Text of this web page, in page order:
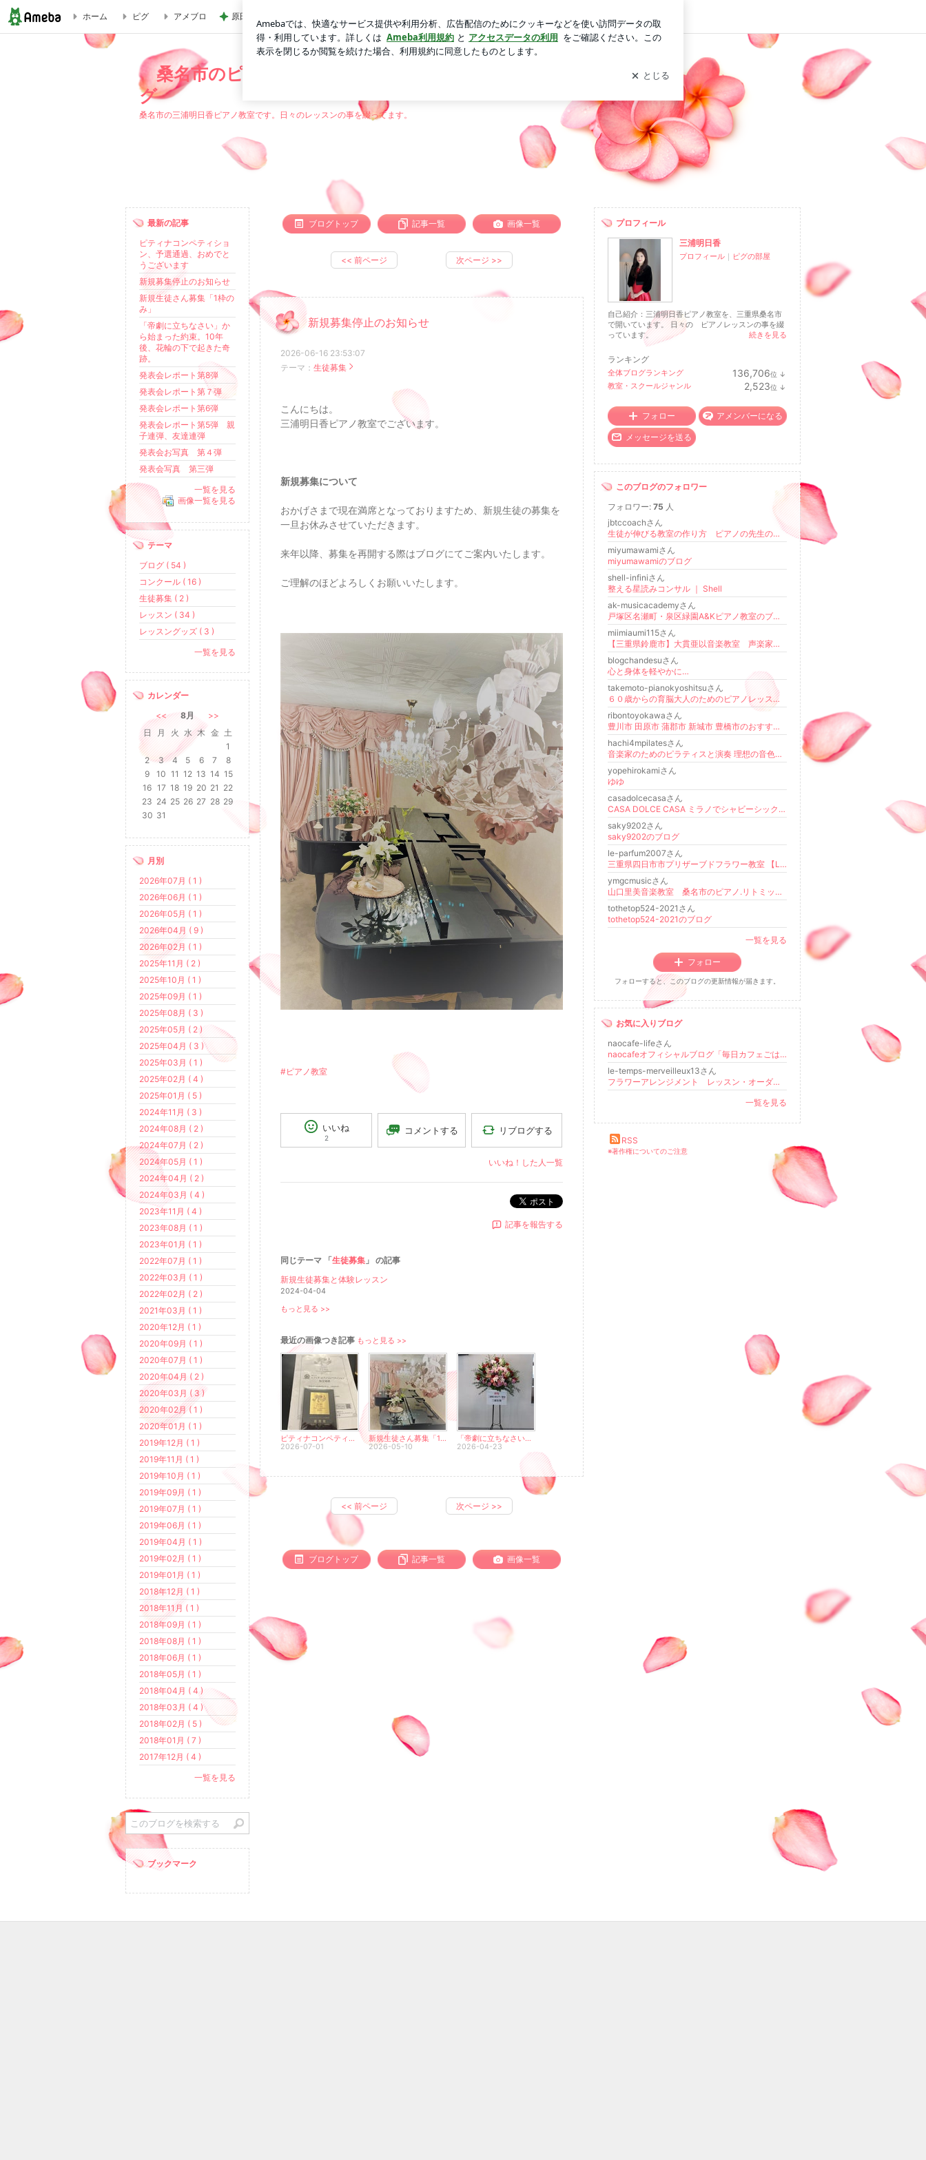
桑名市のピアノ教室 明日香先生のレッスンブログ -2ページ目
ホーム ピグ アメブロ 原田龍二 8kmのゴミ拾いウォーキング 新規登録 ログイン
桑名市のピアノ教室 明日香先生のレッスンブロ
グ
桑名市の三浦明日香ピアノ教室です。日々のレッスンの事を綴ってます。
ブログトップ 記事一覧 画像一覧
<< 前ページ 次ページ >>
新規募集停止のお知らせ
2026-06-16 23:53:07
テーマ： 生徒募集
こんにちは。
三浦明日香ピアノ教室でございます。
新規募集について
おかげさまで現在満席となっておりますため、新規生徒の募集を
一旦お休みさせていただきます。
来年以降、募集を再開する際はブログにてご案内いたします。
ご理解のほどよろしくお願いいたします。
#ピアノ教室
いいね
2
コメントする リブログする
いいね！した人一覧
ポスト
記事を報告する
同じテーマ 「生徒募集 」 の記事
新規生徒募集と体験レッスン
2024-04-04
もっと見る >>
最近の画像つき記事 もっと見る >>
ピティナコンペティション、予選通過、おめでとうございます
2026-07-01
新規生徒さん募集「1枠のみ」
2026-05-10
「帝劇に立ちなさい」から始まった約束。10年後、花輪の下で起きた奇跡。
2026-04-23
<< 前ページ 次ページ >>
ブログトップ 記事一覧 画像一覧
プロフィール
三浦明日香
プロフィール ｜ ピグの部屋
自己紹介：三浦明日香ピアノ教室を、三重県桑名市
で開いています。 日々の ピアノレッスンの事を綴
っています。
続きを見る
ランキング
全体ブログランキング 136,706位 ↓
グ
教室・スクールジャンル 2,523位 ↓
キ
ン
フォロー アメンバーになる
メッセージを送る
このブログのフォロワー
フォロワー: 75 人
jbtccoachさん
生徒が伸びる教室の作り方 ピアノの先生のための超意識
miyumawamiさん
miyumawamiのブログ
shell-infiniさん
整える星読みコンサル ｜ Shell
ak-musicacademyさん
戸塚区名瀬町・泉区緑園A&Kピアノ教室のブログ
miimiaumi115さん
【三重県鈴鹿市】大貫亜以音楽教室 声楽家、ボイトレ、ピアノ教室、合唱指導
blogchandesuさん
心と身体を軽やかに…
takemoto-pianokyoshitsuさん
６０歳からの育脳大人のためのピアノレッスン伊加賀西町教室
ribontoyokawaさん
豊川市 田原市 蒲郡市 新城市 豊橋市のおすすめ習い事 リトルフェアリー新体操教室♪
hachi4mpilatesさん
音楽家のためのピラティスと演奏 理想の音色、心が躍る演奏！
yopehirokamiさん
ゆゆ
casadolcecasaさん
CASA DOLCE CASA ミラノでシャビーシックな暮らし。
saky9202さん
saky9202のブログ
le-parfum2007さん
三重県四日市市プリザーブドフラワー教室 【Le parfum】花風水鑑定士小林かおる
ymgcmusicさん
山口里美音楽教室 桑名市のピアノ.リトミック教室・音楽療法。
tothetop524-2021さん
tothetop524-2021のブログ
一覧を見る
フォロー
フォローすると、このブログの更新情報が届きます。
お気に入りブログ
naocafe-lifeさん
naocafeオフィシャルブログ「毎日カフェごはん」Powered by Ameba
le-temps-merveilleux13さん
フラワーアレンジメント レッスン・オーダー アロマハイストーン お稽古サロン
一覧を見る
RSS
※著作権についてのご注意
最新の記事
ピティナコンペティショ
ン、予選通過、おめでと
うございます
新規募集停止のお知らせ
新規生徒さん募集「1枠の
み」
「帝劇に立ちなさい」か
ら始まった約束。10年
後、花輪の下で起きた奇
跡。
発表会レポート第8弾
発表会レポート第７弾
発表会レポート第6弾
発表会レポート第5弾 親
子連弾、友達連弾
発表会お写真 第４弾
発表会写真 第三弾
一覧を見る
画像一覧を見る
テーマ
ブログ ( 54 )
コンクール ( 16 )
生徒募集 ( 2 )
レッスン ( 34 )
レッスングッズ ( 3 )
一覧を見る
カレンダー
<<
8月
>>
日
月 火 水 木 金 土
1
2
3 4 5 6 7
8
9
10 11 12 13 14 15
16 17 18 19 20 21 22
23 24 25 26 27 28 29
30 31
月別
2026年07月 ( 1 )
2026年06月 ( 1 )
2026年05月 ( 1 )
2026年04月 ( 9 )
2026年02月 ( 1 )
2025年11月 ( 2 )
2025年10月 ( 1 )
2025年09月 ( 1 )
2025年08月 ( 3 )
2025年05月 ( 2 )
2025年04月 ( 3 )
2025年03月 ( 1 )
2025年02月 ( 4 )
2025年01月 ( 5 )
2024年11月 ( 3 )
2024年08月 ( 2 )
2024年07月 ( 2 )
2024年05月 ( 1 )
2024年04月 ( 2 )
2024年03月 ( 4 )
2023年11月 ( 4 )
2023年08月 ( 1 )
2023年01月 ( 1 )
2022年07月 ( 1 )
2022年03月 ( 1 )
2022年02月 ( 2 )
2021年03月 ( 1 )
2020年12月 ( 1 )
2020年09月 ( 1 )
2020年07月 ( 1 )
2020年04月 ( 2 )
2020年03月 ( 3 )
2020年02月 ( 1 )
2020年01月 ( 1 )
2019年12月 ( 1 )
2019年11月 ( 1 )
2019年10月 ( 1 )
2019年09月 ( 1 )
2019年07月 ( 1 )
2019年06月 ( 1 )
2019年04月 ( 1 )
2019年02月 ( 1 )
2019年01月 ( 1 )
2018年12月 ( 1 )
2018年11月 ( 1 )
2018年09月 ( 1 )
2018年08月 ( 1 )
2018年06月 ( 1 )
2018年05月 ( 1 )
2018年04月 ( 4 )
2018年03月 ( 4 )
2018年02月 ( 5 )
2018年01月 ( 7 )
2017年12月 ( 4 )
一覧を見る
ブックマーク